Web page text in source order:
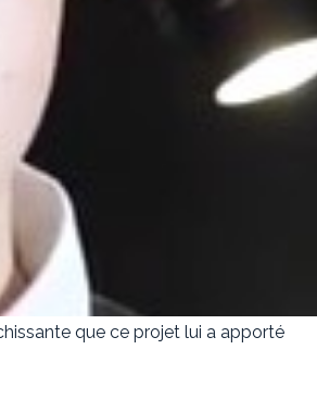
que ce projet lui a apporté